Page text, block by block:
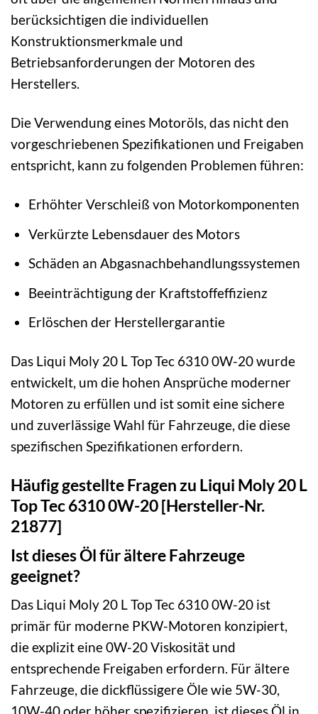
berücksichtigen die individuellen
Konstruktionsmerkmale und
Betriebsanforderungen der Motoren des
Herstellers.
Die Verwendung eines Motoröls, das nicht den
vorgeschriebenen Spezifikationen und Freigaben
entspricht, kann zu folgenden Problemen führen:
Erhöhter Verschleiß von Motorkomponenten
Verkürzte Lebensdauer des Motors
Schäden an Abgasnachbehandlungssystemen
Beeinträchtigung der Kraftstoffeffizienz
Erlöschen der Herstellergarantie
Das Liqui Moly 20 L Top Tec 6310 0W-20 wurde
entwickelt, um die hohen Ansprüche moderner
Motoren zu erfüllen und ist somit eine sichere
und zuverlässige Wahl für Fahrzeuge, die diese
spezifischen Spezifikationen erfordern.
Häufig gestellte Fragen zu Liqui Moly 20 L
Top Tec 6310 0W-20 [Hersteller-Nr.
21877]
Ist dieses Öl für ältere Fahrzeuge
geeignet?
Das Liqui Moly 20 L Top Tec 6310 0W-20 ist
primär für moderne PKW-Motoren konzipiert,
die explizit eine 0W-20 Viskosität und
entsprechende Freigaben erfordern. Für ältere
Fahrzeuge, die dickflüssigere Öle wie 5W-30,